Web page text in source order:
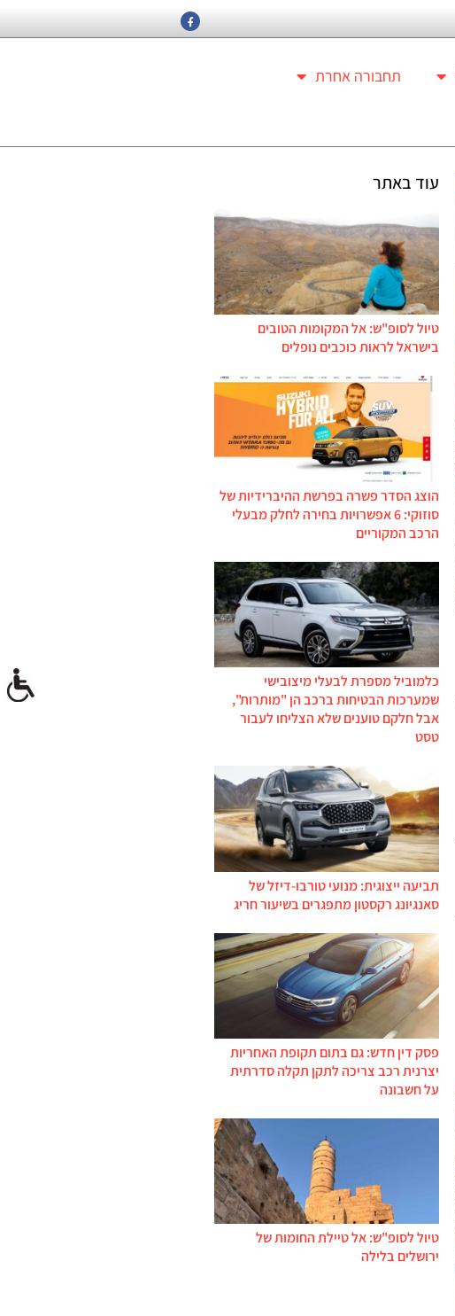
תחבורה אחרת
עוד באתר
טיול לסופ"ש: אל המקומות הטובים
בישראל לראות כוכבים נופלים
הוצג הסדר פשרה בפרשת ההיברידיות של
סוזוקי: 6 אפשרויות בחירה לחלק מבעלי
הרכב המקוריים
כלמוביל מספרת לבעלי מיצובישי
שמערכות הבטיחות ברכב הן "מותרות",
אבל חלקם טוענים שלא הצליחו לעבור
טסט
תביעה ייצוגית: מנועי טורבו-דיזל של
סאנגיונג רקסטון מתפגרים בשיעור חריג
פסק דין חדש: גם בתום תקופת האחריות
יצרנית רכב צריכה לתקן תקלה סדרתית
על חשבונה
טיול לסופ"ש: אל טיילת החומות של
ירושלים בלילה